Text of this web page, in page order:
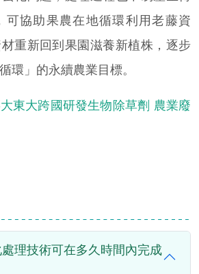
可協助果農在地循環利用老藤資
重新回到果園滋養新植株，逐步
環」的永續農業目標。
大東大跨國研發生物除草劑 農業廢
理技術可在多久時間內完成